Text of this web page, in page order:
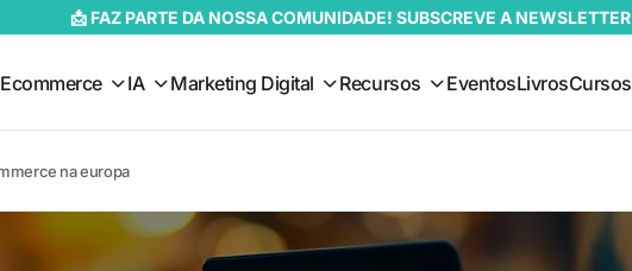
📩 FAZ PARTE DA NOSSA COMUNIDADE! SUBSCREVE A NEWSLETTER
Ecommerce IA Marketing Digital Recursos EventosLivrosCursos
na europa